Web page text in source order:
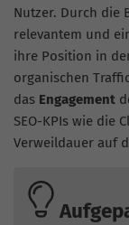
Nutzer. Durch die
relevantem und
ihre Position in
organischen
das Engagement
SEO-KPIs wie die
Verweildauer auf